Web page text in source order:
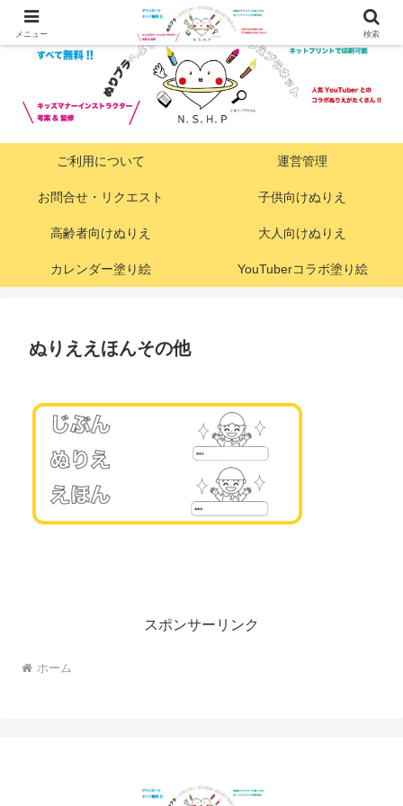
ご利用について 運営管理
お問合せ・リクエスト 子供向けぬりえ
高齢者向けぬりえ 大人向けぬりえ
カレンダー塗り絵 YouTuberコラボ塗り絵
ぬりええほんその他
スポンサーリンク
ホーム
メニュー 検索